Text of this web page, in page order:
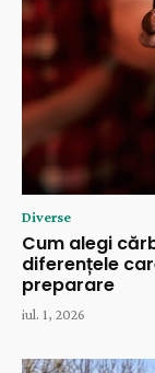
Diverse
Cum alegi
diferențele
preparare
iul. 1, 2026